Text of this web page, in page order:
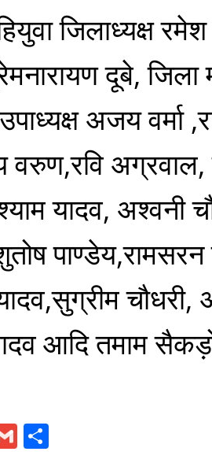
जिलाध्यक्ष
दूबे, जिला
अजय वर्मा
अग्रवाल,
यादव, अश्वनी
पाण्डेय,रामसरन
आदि तमाम
G